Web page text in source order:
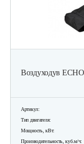
Воздуходув
Артикул:
Тип двигателя:
Мощность, кВт:
Производительность, куб.м/ч: